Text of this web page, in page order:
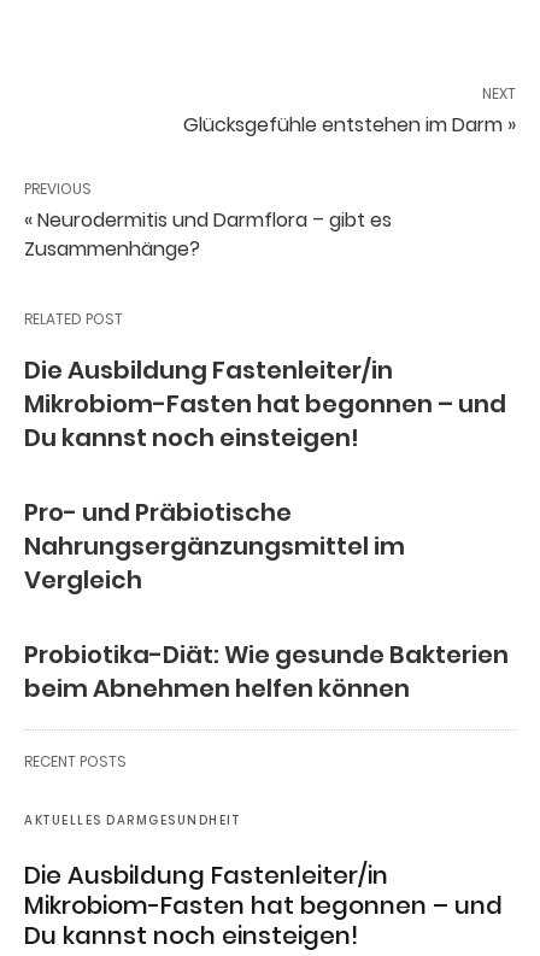
NEXT
Glücksgefühle entstehen im Darm »
PREVIOUS
« Neurodermitis und Darmflora – gibt es
Zusammenhänge?
RELATED POST
Die Ausbildung Fastenleiter/in
Mikrobiom-Fasten hat begonnen – und
Du kannst noch einsteigen!
Pro- und Präbiotische
Nahrungsergänzungsmittel im
Vergleich
Probiotika-Diät: Wie gesunde Bakterien
beim Abnehmen helfen können
RECENT POSTS
AKTUELLES DARMGESUNDHEIT
Die Ausbildung Fastenleiter/in
Mikrobiom-Fasten hat begonnen – und
Du kannst noch einsteigen!